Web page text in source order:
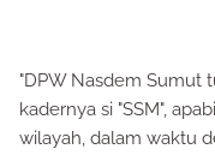
"DPW Nasdem Sumut
kadernya si "SSM",
wilayah, dalam waktu